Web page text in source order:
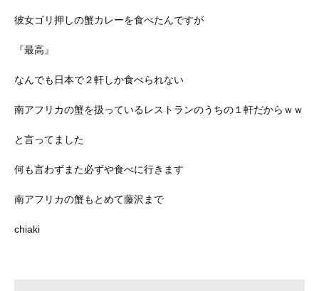
彼女ゴリ押しの蟹カレーを食べたんですが
『最高』
なんでも日本で２軒しか食べられない
南アフリカの蟹を扱っているレストランのうちの１軒だからｗｗ
と言ってました
何も言わずまた必ずや食べに行きます
南アフリカの蟹もとめて藤沢まで
chiaki